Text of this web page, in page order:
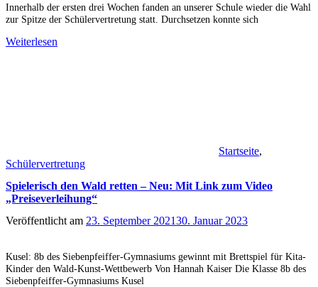
Innerhalb der ersten drei Wochen fanden an unserer Schule wieder die Wahl
zur Spitze der Schülervertretung statt. Durchsetzen konnte sich
Weiterlesen
Startseite,
Schülervertretung
Spielerisch den Wald retten – Neu: Mit Link zum Video
„Preiseverleihung“
Veröffentlicht am 23. September 202130. Januar 2023
Kusel: 8b des Siebenpfeiffer-Gymnasiums gewinnt mit Brettspiel für Kita-
Kinder den Wald-Kunst-Wettbewerb Von Hannah Kaiser Die Klasse 8b des
Siebenpfeiffer-Gymnasiums Kusel